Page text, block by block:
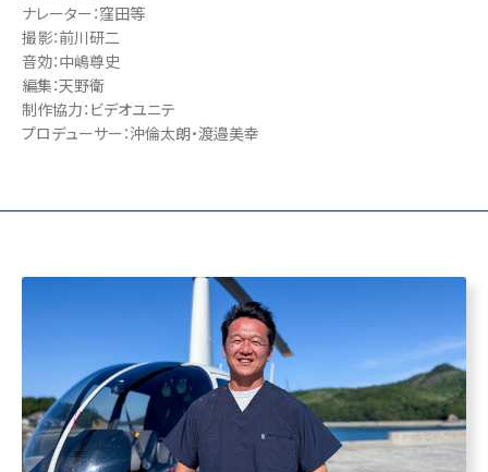
ナレーター：窪田等
撮影：前川研二
音効：中嶋尊史
編集：天野衛
制作協力：ビデオユニテ
プロデューサー：沖倫太朗・渡邉美幸